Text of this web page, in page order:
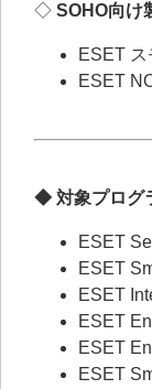
◇ SOHO向け
ESET
ESET
◆ 対象プログ
ESET
ESET
ESET
ESET
ESET
ESET